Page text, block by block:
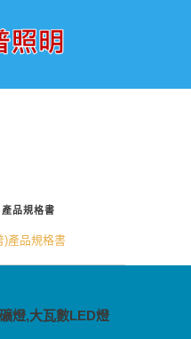
品規格書
)產品規格書
燈,大瓦數LED燈